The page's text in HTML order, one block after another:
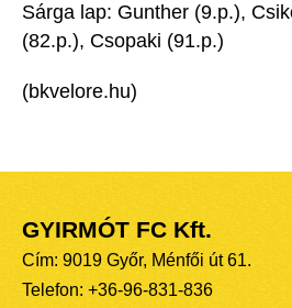
Sárga lap: Gunther (9.p.),
(82.p.), Csopaki (91.p.)
(bkvelore.hu)
GYIRMÓT FC Kft.
Cím: 9019 Győr, Ménfői út 61.
Telefon: +36-96-831-836